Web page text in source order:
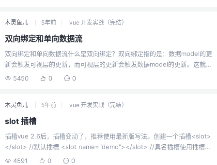
层对比。两个层级之间进行对比，如果某一项变化了，就
要发生改变，这样就会导致，该层级的下一级的元素是重
重新生成。而key的作用，就是对这个层级打上标识，如果
有了标识，就能够判断是这个元素是不是相同的，相同
的，如果只是移动了，那就不用删除重新生成，直接移动
木灵鱼儿 5年前 vue 开发实战（完结）
双向绑定和单向数据流
双向绑定和单向数据流什么是双向绑定？双向绑定指的是：数据model的更
新会触发可视层的更新，而可视层的更新会触发数据model的更新。这就是
v-model绑定input元素所做的事情。单向数据流单向数据流：数据model
Object.defineProperty是用来做响应式更新的，和双向绑定没有关系。v-
model做了什么v-model默认限制只能用在：input、select、textarea、
5450 0 0
木灵鱼儿 5年前 vue 开发实战（完结）
slot 插槽
插槽vue 2.6后，插槽变动了，推荐使用最新版写法。创建一个插槽<slot>
</slot> //默认插槽 <slot name="demo"></slot> //具名插槽使用插槽假
设插槽的组件标签为：ddd<ddd> <span>我会被插入默认插槽</span>
4591 0 0